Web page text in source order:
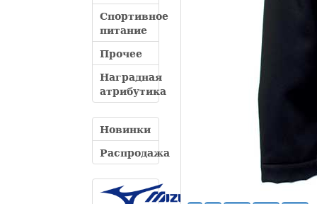
Спортивное
питание
Прочее
Наградная
атрибутика
Новинки
Распродажа